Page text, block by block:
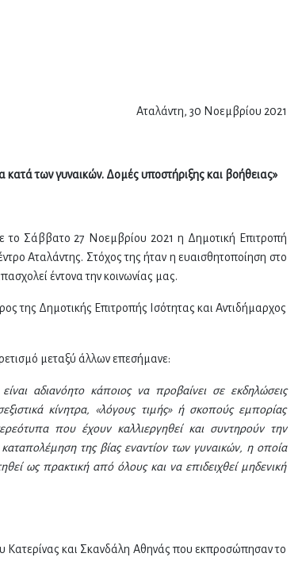
Αταλάντη, 30 Νοεμβρίου 2021
των γυναικών. Δομές υποστήριξης και βοήθειας»
το Σάββατο 27 Νοεμβρίου 2021 η Δημοτική Επιτροπή
Αταλάντης. Στόχος της ήταν η ευαισθητοποίηση στο
έντονα την κοινωνίας μας.
της Δημοτικής Επιτροπής Ισότητας και Αντιδήμαρχος
μεταξύ άλλων επεσήμανε:
αδιανόητο κάποιος να προβαίνει σε εκδηλώσεις
κίνητρα, «λόγους τιμής» ή σκοπούς εμπορίας
που έχουν καλλιεργηθεί και συντηρούν την
της βίας εναντίον των γυναικών, η οποία
ως πρακτική από όλους και να επιδειχθεί μηδενική
Κατερίνας και Σκανδάλη Αθηνάς που εκπροσώπησαν το